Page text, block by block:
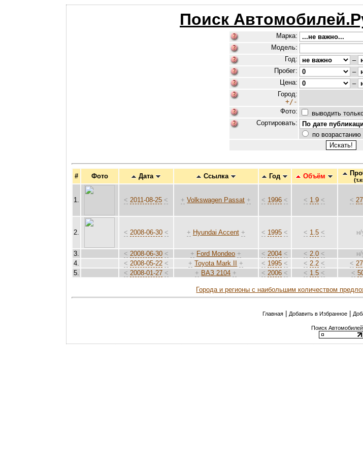
Поиск
Марка:
Модель:
Год:
–
Пробег:
–
Цена:
–
Город:
+/-
Фото:
выводить
Сортировать:
по возрастанию
# Фото Дата Ссылка Год Объём
1. < 2011-08-25 < + Volkswagen Passat + < 1996 < < 1.9 < <
2. < 2008-06-30 < + Hyundai Accent + < 1995 < < 1.5 < н/
3. < 2008-06-30 < + Ford Mondeo + < 2004 < < 2.0 < н/
4. < 2008-05-22 < + Toyota Mark II + < 1995 < < 2.2 < <
5. < 2008-01-27 < + ВАЗ 2104 + < 2006 < < 1.5 < <
Города и регионы с наибольшим количеством
Главная| Добавить в Избранное|
Поиск